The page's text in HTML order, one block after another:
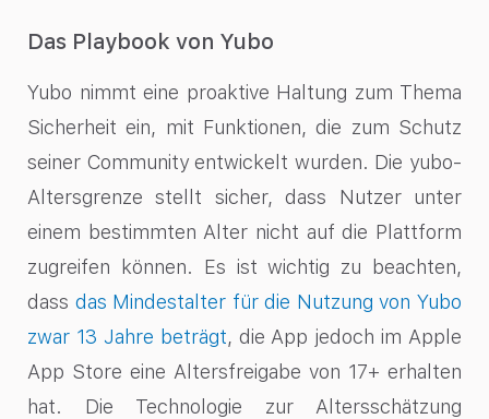
Das Playbook von Yubo
Yubo nimmt eine proaktive Haltung zum Thema
Sicherheit ein, mit Funktionen, die zum Schutz
seiner Community entwickelt wurden. Die yubo-
Altersgrenze stellt sicher, dass Nutzer unter
einem bestimmten Alter nicht auf die Plattform
zugreifen können. Es ist wichtig zu beachten,
dass das Mindestalter für die Nutzung von Yubo
zwar 13 Jahre beträgt, die App jedoch im Apple
App Store eine Altersfreigabe von 17+ erhalten
hat. Die Technologie zur Altersschätzung